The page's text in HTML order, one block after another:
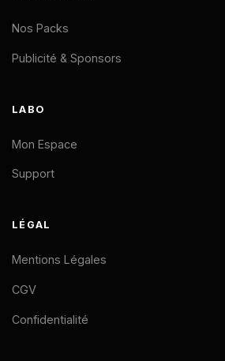
Nos Packs
Publicité & Sponsors
LABO
Mon Espace
Support
LÉGAL
Mentions Légales
CGV
Confidentialité